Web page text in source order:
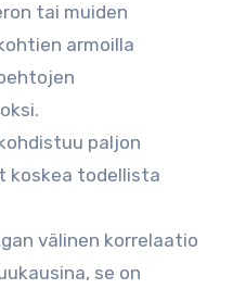
tai muiden
armoilla
paljon
koskea todellista
välinen korrelaatio
se on